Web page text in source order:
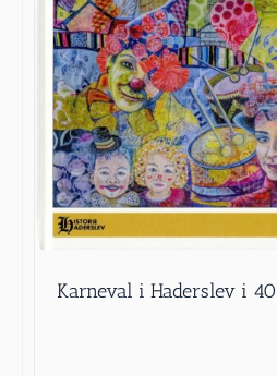
Karneval i Haderslev i